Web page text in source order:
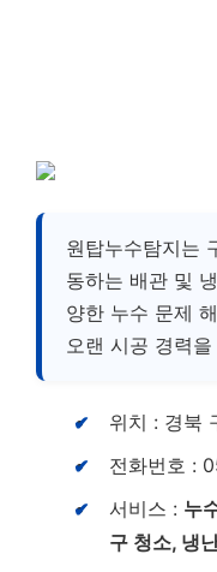
원탑누수탐지는
동하는 배관 및
양한 누수 문제
오랜 시공 경력
위치 : 경북
전화번호 :
서비스 : 누
구 청소, 냉